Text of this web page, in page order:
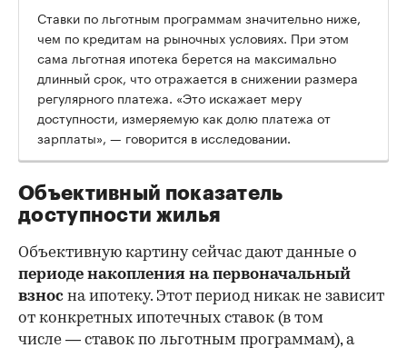
Ставки по льготным программам значительно ниже,
чем по кредитам на рыночных условиях. При этом
сама льготная ипотека берется на максимально
длинный срок, что отражается в снижении размера
регулярного платежа. «Это искажает меру
доступности, измеряемую как долю платежа от
зарплаты», — говорится в исследовании.
Объективный показатель
доступности жилья
Объективную картину сейчас дают данные о
периоде накопления на первоначальный
взнос на ипотеку. Этот период никак не зависит
от конкретных ипотечных ставок (в том
числе — ставок по льготным программам), а